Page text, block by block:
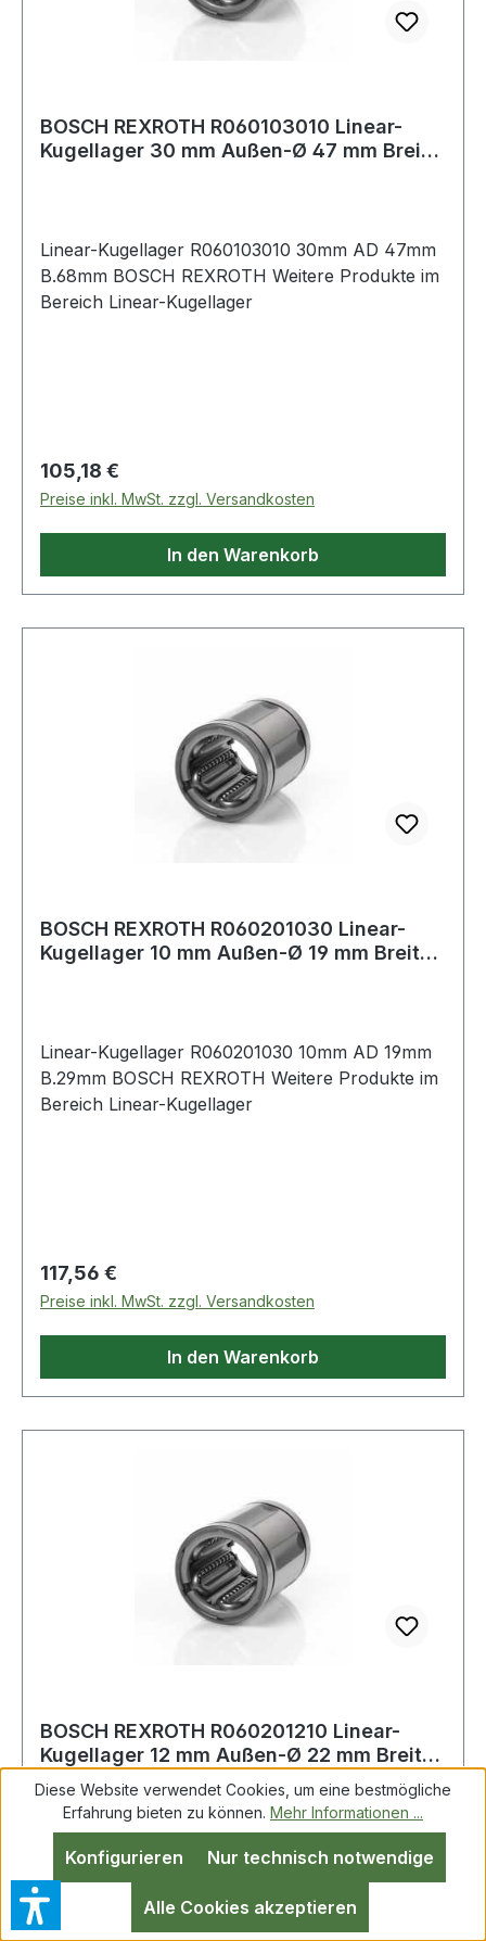
BOSCH REXROTH R060103010 Linear-
Kugellager 30 mm Außen-Ø 47 mm Breite
Linear-Kugellager R060103010 30mm AD 47mm
B.68mm BOSCH REXROTH Weitere Produkte im
Bereich Linear-Kugellager
Regulärer Preis:
105,18 €
Preise inkl. MwSt. zzgl. Versandkosten
In den Warenkorb
BOSCH REXROTH R060201030 Linear-
Kugellager 10 mm Außen-Ø 19 mm Breite
Linear-Kugellager R060201030 10mm AD 19mm
B.29mm BOSCH REXROTH Weitere Produkte im
Bereich Linear-Kugellager
Regulärer Preis:
117,56 €
Preise inkl. MwSt. zzgl. Versandkosten
In den Warenkorb
BOSCH REXROTH R060201210 Linear-
Kugellager 12 mm Außen-Ø 22 mm Breite
32 mm
Linear-Kugellager R060201210 12mm AD 22mm
B.32mm BOSCH REXROTH Weitere Produkte im
Bereich Linear-Kugellager
Diese Website verwendet Cookies, um eine bestmögliche
Erfahrung bieten zu können. Mehr Informationen ...
Nur technisch notwendige
Konfigurieren
Alle Cookies akzeptieren